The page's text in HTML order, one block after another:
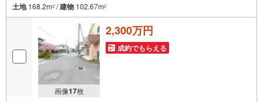
土地168.2m2 /建物 102.67m2
画像17枚
2,300万円
成約でもらえる